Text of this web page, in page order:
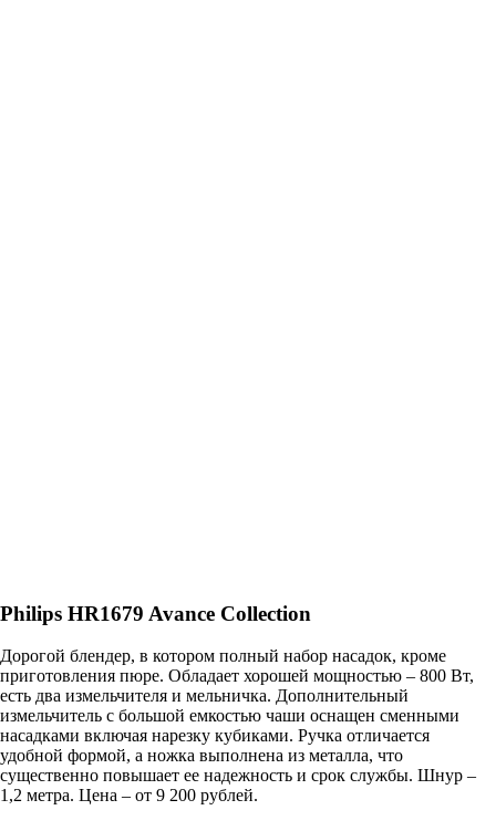
Philips HR1679 Avance Collection
Дорогой блендер, в котором полный набор насадок, кроме
приготовления пюре. Обладает хорошей мощностью – 800 Вт,
есть два измельчителя и мельничка. Дополнительный
измельчитель с большой емкостью чаши оснащен сменными
насадками включая нарезку кубиками. Ручка отличается
удобной формой, а ножка выполнена из металла, что
существенно повышает ее надежность и срок службы. Шнур –
1,2 метра. Цена – от 9 200 рублей.